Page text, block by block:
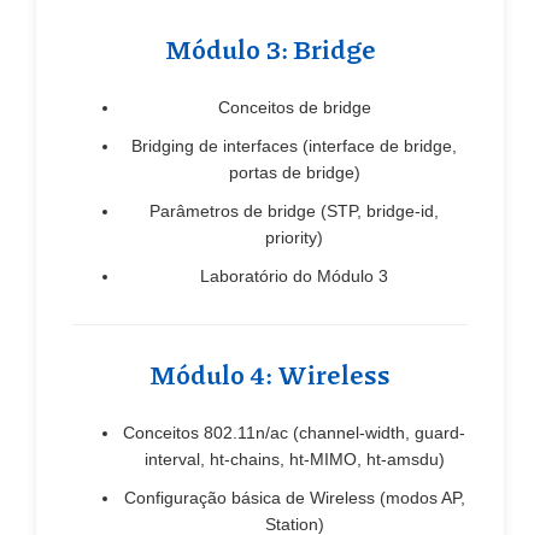
Módulo 3: Bridge
Conceitos de bridge
Bridging de interfaces (interface de bridge,
portas de bridge)
Parâmetros de bridge (STP, bridge-id,
priority)
Laboratório do Módulo 3
Módulo 4: Wireless
Conceitos 802.11n/ac (channel-width, guard-
interval, ht-chains, ht-MIMO, ht-amsdu)
Configuração básica de Wireless (modos AP,
Station)